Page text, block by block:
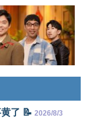
了 📝 2026/8/3